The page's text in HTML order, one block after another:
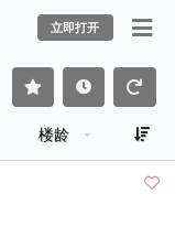
立即打开
楼龄